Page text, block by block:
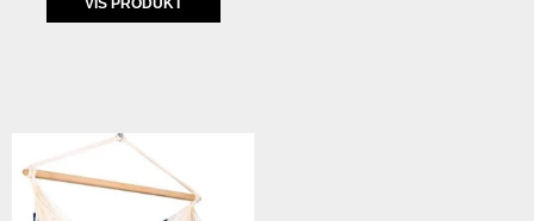
VIS PRODUKT